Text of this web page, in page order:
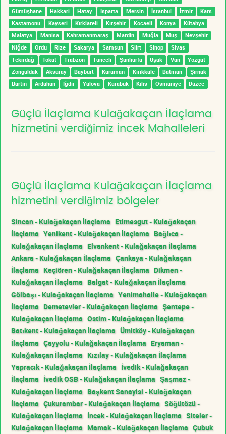
Gümüşhane
Hakkari Hatay Isparta Mersin İstanbul İzmir
Kars
Kastamonu
Kayseri Kırklareli Kırşehir Kocaeli Konya
Kütahya
Malatya
Manisa Kahramanmaraş Mardin Muğla Muş
Nevşehir
Niğde
Ordu Rize Sakarya Samsun Siirt Sinop
Sivas
Tekirdağ
Tokat Trabzon Tunceli Şanlıurfa Uşak Van
Yozgat
Zonguldak
Aksaray Bayburt Karaman Kırıkkale Batman
Şırnak
Bartın
Ardahan Iğdır Yalova Karabük Kilis Osmaniye Düzce
Güçlü İlaçlama Kulağakaçan İlaçlama
hizmetini verdiğimiz İncek Mahalleleri
Güçlü İlaçlama Kulağakaçan İlaçlama
hizmetini verdiğimiz bölgeler
Sincan - Kulağakaçan İlaçlama Etimesgut - Kulağakaçan
İlaçlama Yenikent - Kulağakaçan İlaçlama Bağlıca -
Kulağakaçan İlaçlama Elvankent - Kulağakaçan İlaçlama
Ankara - Kulağakaçan İlaçlama Çankaya - Kulağakaçan
İlaçlama Keçiören - Kulağakaçan İlaçlama Dikmen -
Kulağakaçan İlaçlama Balgat - Kulağakaçan İlaçlama
Gölbaşı - Kulağakaçan İlaçlama Yenimahalle - Kulağakaçan
İlaçlama Demetevler - Kulağakaçan İlaçlama Şentepe -
Kulağakaçan İlaçlama Ostim - Kulağakaçan İlaçlama
Batıkent - Kulağakaçan İlaçlama Ümitköy - Kulağakaçan
İlaçlama Çayyolu - Kulağakaçan İlaçlama Eryaman -
Kulağakaçan İlaçlama Kızılay - Kulağakaçan İlaçlama
Yapracık - Kulağakaçan İlaçlama İvedik - Kulağakaçan
İlaçlama İvedik OSB - Kulağakaçan İlaçlama Şaşmaz -
Kulağakaçan İlaçlama Başkent Sanayisi - Kulağakaçan
İlaçlama Çukurambar - Kulağakaçan İlaçlama Söğütözü -
Kulağakaçan İlaçlama İncek - Kulağakaçan İlaçlama Siteler -
Kulağakaçan İlaçlama Mamak - Kulağakaçan İlaçlama Çubuk